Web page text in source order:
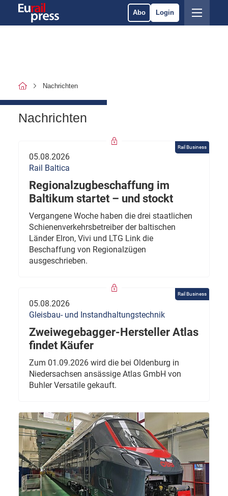
Abo Login
Nachrichten
Nachrichten
Rail Business
05.08.2026
Rail Baltica
Regionalzugbeschaffung im
Baltikum startet – und stockt
Vergangene Woche haben die drei staatlichen
Schienenverkehrsbetreiber der baltischen
Länder Elron, Vivi und LTG Link die
Beschaffung von Regionalzügen
ausgeschrieben.
Rail Business
05.08.2026
Gleisbau- und Instandhaltungstechnik
Zweiwegebagger-Hersteller Atlas
findet Käufer
Zum 01.09.2026 wird die bei Oldenburg in
Niedersachsen ansässige Atlas GmbH von
Buhler Versatile gekauft.